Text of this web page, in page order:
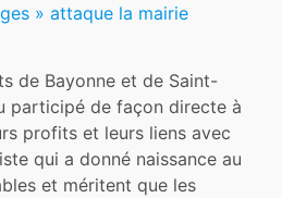
» attaque la mairie
de Bayonne et de Saint-
participé de façon directe à
profits et leurs liens avec
qui a donné naissance au
et méritent que les